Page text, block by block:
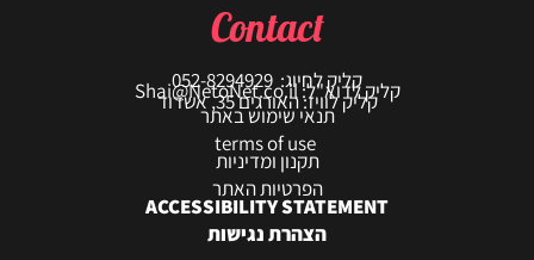
Contact
קליק לחיוג: 052-8294929
קליק לדוא"ל: Shai@NetoNet.co.il
קליק לוויז: האורגים 35, אשדוד
תנאי שימוש באתר
תקנון ומדיניות
הפרטיות האתר
ACCESSIBILITY STATEMENT
הצהרת נגישות